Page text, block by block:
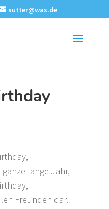
sutter@was.de
lange Jahr,
Freunden dar.